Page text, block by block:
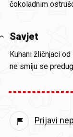
čokoladnim
Savjet
Kuhani žličnjaci
ne smiju se
Prijavi